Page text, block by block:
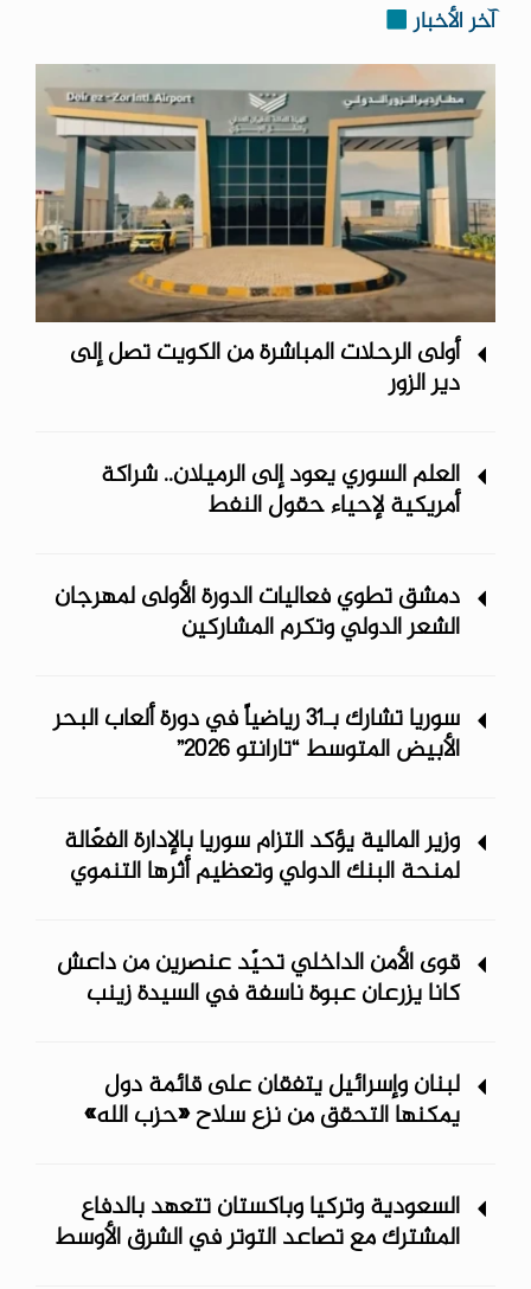
آخر الأخبار
أولى الرحلات المباشرة من الكويت تصل إلى
دير الزور
العلم السوري يعود إلى الرميلان.. شراكة
أمريكية لإحياء حقول النفط
دمشق تطوي فعاليات الدورة الأولى لمهرجان
الشعر الدولي وتكرم المشاركين
سوريا تشارك بـ31 رياضياً في دورة ألعاب البحر
الأبيض المتوسط “تارانتو 2026”
وزير المالية يؤكد التزام سوريا بالإدارة الفعّالة
لمنحة البنك الدولي وتعظيم أثرها التنموي
قوى الأمن الداخلي تحيّد عنصرين من داعش
كانا يزرعان عبوة ناسفة في السيدة زينب
لبنان وإسرائيل يتفقان على قائمة دول
يمكنها التحقق من نزع سلاح «حزب الله»
السعودية وتركيا وباكستان تتعهد بالدفاع
المشترك مع تصاعد التوتر في الشرق الأوسط